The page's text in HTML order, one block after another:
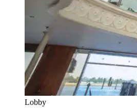
Lobby